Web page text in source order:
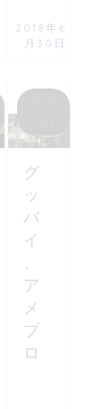
2018年6
月30日
グ
ッ
バ
イ
、
ア
メ
ブ
ロ